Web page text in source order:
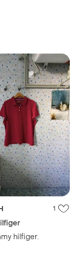
1
hilfiger.